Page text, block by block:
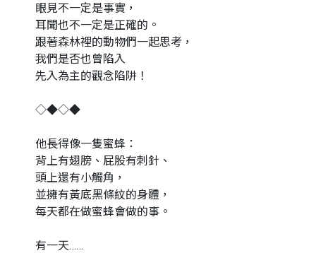
眼見不一定是事實，
耳聞也不一定是正確的。
跟著森林裡的動物們一起思考，
我們是否也曾陷入
先入為主的觀念陷阱！
◇◆◇◆
他長得像一隻蜜蜂：
背上有翅膀、屁股有刺針、
頭上還有小觸角，
並擁有黃底黑條紋的身體，
每天都在做蜜蜂會做的事。
有一天……